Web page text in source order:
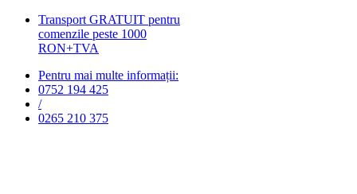
Transport GRATUIT pentru
comenzile peste 1000
RON+TVA
Pentru mai multe informații:
0752 194 425
/
0265 210 375